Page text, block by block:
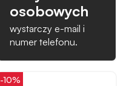
osobowych
wystarczy e-mail i
numer telefonu.
-10%